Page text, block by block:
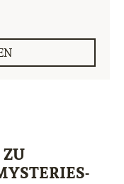
ZU